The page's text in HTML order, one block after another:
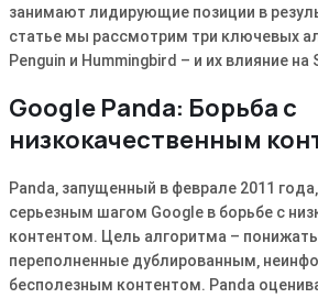
занимают лидирующие позиции в
статье мы рассмотрим три ключевых
Penguin и Hummingbird – и их влияние на
Google Panda: Борьба с
низкокачественным
Panda‚ запущенный в феврале 2011
серьезным шагом Google в борьбе с
контентом․ Цель алгоритма –
переполненные дублированным‚
бесполезным контентом․ Panda